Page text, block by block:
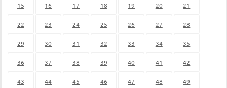
15 16 17 18 19 20 21
22 23 24 25 26 27 28
29 30 31 32 33 34 35
36 37 38 39 40 41 42
43 44 45 46 47 48 49